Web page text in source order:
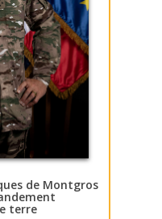
de Montgros
terre